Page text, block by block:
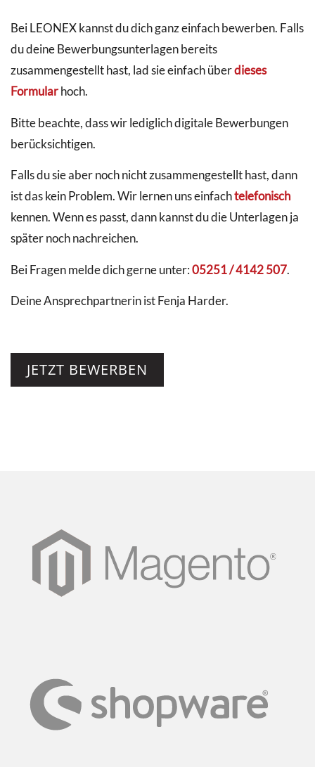
Bei LEONEX kannst du dich ganz einfach bewerben. Falls
du deine Bewerbungsunterlagen bereits
zusammengestellt hast, lad sie einfach überdieses
Formularhoch.
Bitte beachte, dass wir lediglich digitale Bewerbungen
berücksichtigen.
Falls du sie aber noch nicht zusammengestellt hast, dann
ist das kein Problem. Wir lernen uns einfachtelefonisch
kennen. Wenn es passt, dann kannst du die Unterlagen ja
später noch nachreichen.
Bei Fragen melde dich gerne unter:05251 / 4142 507.
Deine Ansprechpartnerin ist Fenja Harder.
JETZT BEWERBEN